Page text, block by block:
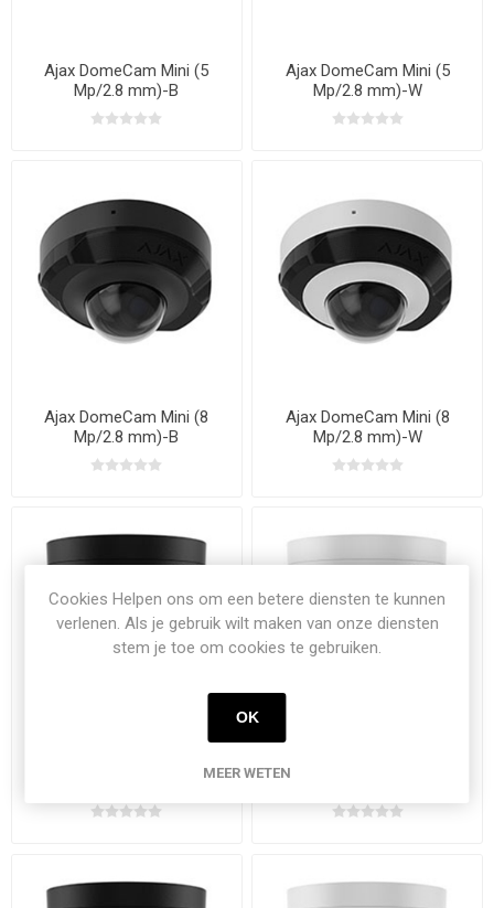
Ajax DomeCam Mini (5
Mp/2.8 mm)-B
Ajax DomeCam Mini (5
Mp/2.8 mm)-W
Ajax DomeCam Mini (8
Mp/2.8 mm)-B
Ajax DomeCam Mini (8
Mp/2.8 mm)-W
Ajax TurretCam (5 Mp/2.8
Ajax TurretCam (5 Mp/2.8
Cookies Helpen ons om een betere diensten te kunnen
verlenen. Als je gebruik wilt maken van onze diensten
stem je toe om cookies te gebruiken.
OK
MEER WETEN